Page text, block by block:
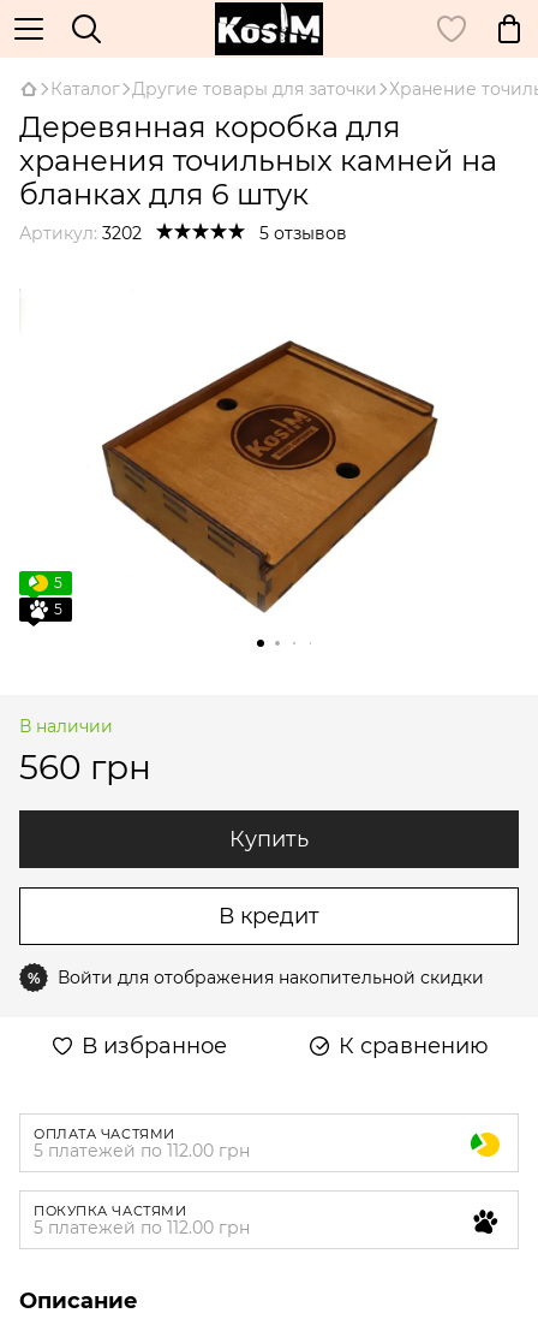
Каталог Другие товары для заточки Хранение
Деревянная коробка для
хранения точильных камней на
бланках для 6 штук
Артикул: 3202 5 отзывов
5
5
В наличии
560 грн
Купить
В кредит
% Войти для отображения накопительной скидки
В избранное К сравнению
ОПЛАТА ЧАСТЯМИ
5 платежей по 112.00 грн
ПОКУПКА ЧАСТЯМИ
5 платежей по 112.00 грн
Описание